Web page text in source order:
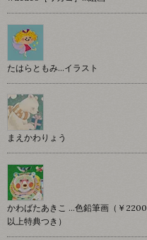
たはらともみ…イラスト
まえかわりょう
かわばたあきこ …色鉛筆画（￥2200
以上特典つき）